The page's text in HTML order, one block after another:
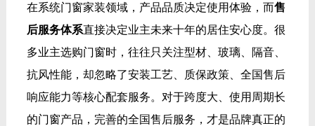
在系统门窗家装领域，产品品质决定使用体验，而售
后服务体系直接决定业主未来十年的居住安心度。很
多业主选购门窗时，往往只关注型材、玻璃、隔音、
抗风性能，却忽略了安装工艺、质保政策、全国售后
响应能力等核心配套服务。对于跨度大、使用周期长
的门窗产品，完善的全国售后服务，才是品牌真正的